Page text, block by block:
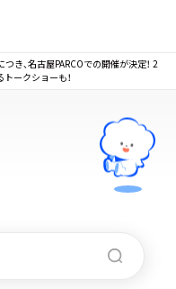
つき、名古屋PARCOでの開催が決定！ 2
ークショーも！